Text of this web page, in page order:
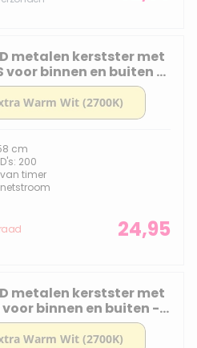
metalen kerstster met
voor binnen en buiten -
cm
200
timer
24,95
metalen kerstster met
voor binnen en buiten -